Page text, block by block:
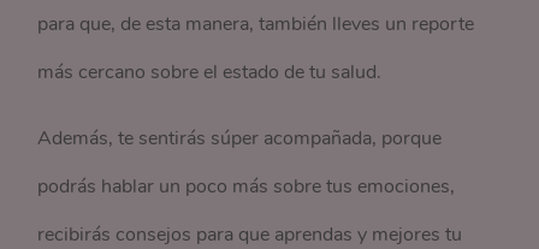
para que, de esta manera, también lleves un reporte
más cercano sobre el estado de tu salud.
Además, te sentirás súper acompañada, porque
podrás hablar un poco más sobre tus emociones,
recibirás consejos para que aprendas y mejores tu